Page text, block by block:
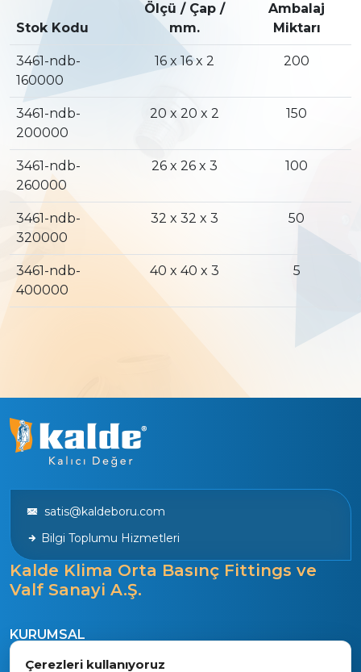
Stok Kodu
Ölçü / Çap /
mm.
Ambalaj
Miktarı
3461-ndb-
160000
16 x 16 x 2 200
3461-ndb-
200000
20 x 20 x 2 150
3461-ndb-
260000
26 x 26 x 3 100
3461-ndb-
320000
32 x 32 x 3 50
3461-ndb-
400000
40 x 40 x 3 5
satis@kaldeboru.com
Bilgi Toplumu Hizmetleri
Kalde Klima Orta Basınç Fittings ve
Valf Sanayi A.Ş.
KURUMSAL
Tarihçe
Çerezleri kullanıyoruz